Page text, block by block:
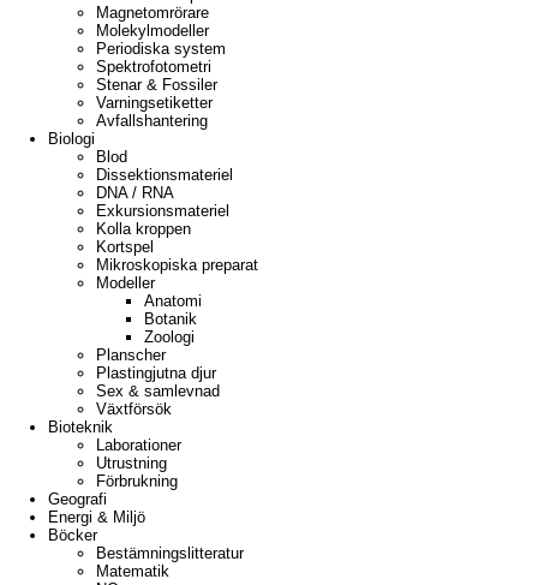
Magnetomrörare
Molekylmodeller
Periodiska system
Spektrofotometri
Stenar & Fossiler
Varningsetiketter
Avfallshantering
Biologi
Blod
Dissektionsmateriel
DNA / RNA
Exkursionsmateriel
Kolla kroppen
Kortspel
Mikroskopiska preparat
Modeller
Anatomi
Botanik
Zoologi
Planscher
Plastingjutna djur
Sex & samlevnad
Växtförsök
Bioteknik
Laborationer
Utrustning
Förbrukning
Geografi
Energi & Miljö
Böcker
Bestämningslitteratur
Matematik